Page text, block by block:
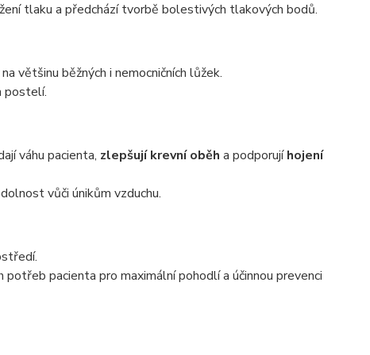
tlaku a předchází tvorbě bolestivých tlakových bodů.
většinu běžných i nemocničních lůžek.
postelí.
váhu pacienta, zlepšují krevní oběh a podporujíhojení
vůči únikům vzduchu.
potřeb pacienta pro maximální pohodlí a účinnou prevenci